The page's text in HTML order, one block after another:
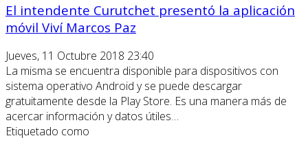
El intendente Curutchet presentó la aplicación
móvil Viví Marcos Paz
Jueves, 11 Octubre 2018 23:40
La misma se encuentra disponible para dispositivos con
sistema operativo Android y se puede descargar
gratuitamente desde la Play Store. Es una manera más de
acercar información y datos útiles…
Etiquetado como